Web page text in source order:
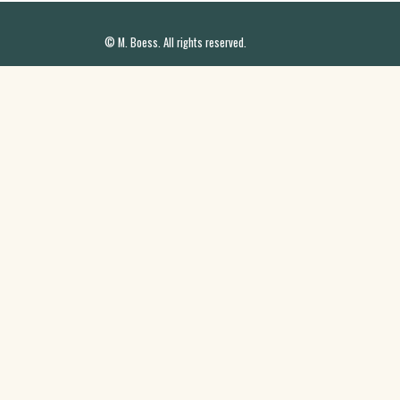
© M. Boess. All rights reserved.